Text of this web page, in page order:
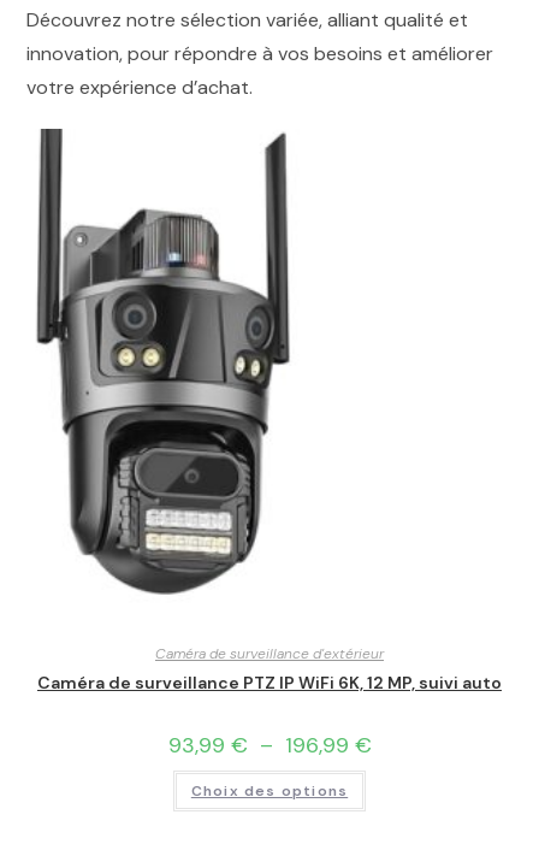
Découvrez notre sélection variée, alliant qualité et
innovation, pour répondre à vos besoins et améliorer
votre expérience d’achat.
Caméra de surveillance d'extérieur
Caméra de surveillance PTZ IP WiFi 6K, 12 MP, suivi auto
93,99 € – 196,99 €
Choix des options